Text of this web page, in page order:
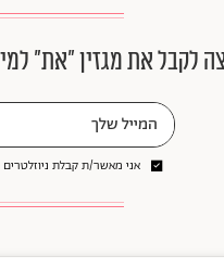
לקבל את מגזין ״את״
אני מאשר/ת קבלת